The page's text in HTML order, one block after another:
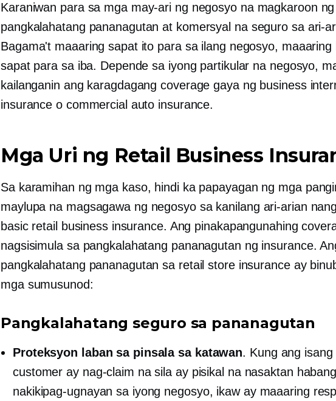
Karaniwan para sa mga may-ari ng negosyo na magkaroon ng
pangkalahatang pananagutan at komersyal na seguro sa ari-
Bagama't maaaring sapat ito para sa ilang negosyo, maaaring
sapat para sa iba. Depende sa iyong partikular na negosyo,
kailanganin ang karagdagang coverage gaya ng business
insurance o commercial auto insurance.
Mga Uri ng Retail Business
Sa karamihan ng mga kaso, hindi ka papayagan ng mga
maylupa na magsagawa ng negosyo sa kanilang ari-arian
basic retail business insurance. Ang pinakapangunahing
nagsisimula sa pangkalahatang pananagutan ng insurance.
pangkalahatang pananagutan sa retail store insurance ay
mga sumusunod:
Pangkalahatang seguro sa pananagutan
Proteksyon laban sa pinsala sa katawan. Kung ang isang
customer ay nag-claim na sila ay pisikal na nasaktan habang
nakikipag-ugnayan sa iyong negosyo, ikaw ay maaaring